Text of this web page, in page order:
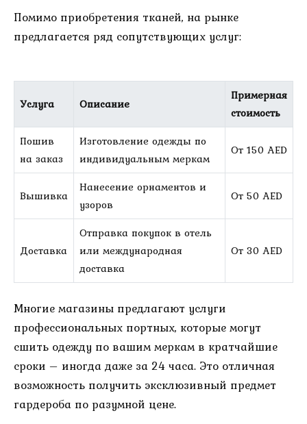
Помимо приобретения тканей, на рынке
предлагается ряд сопутствующих услуг:
Услуга Описание
Примерная
стоимость
Пошив
на заказ
Изготовление одежды по
индивидуальным меркам
От 150 AED
Вышивка
Нанесение орнаментов и
узоров
От 50 AED
Доставка
Отправка покупок в отель
или международная
доставка
От 30 AED
Многие магазины предлагают услуги
профессиональных портных, которые могут
сшить одежду по вашим меркам в кратчайшие
сроки – иногда даже за 24 часа. Это отличная
возможность получить эксклюзивный предмет
гардероба по разумной цене.